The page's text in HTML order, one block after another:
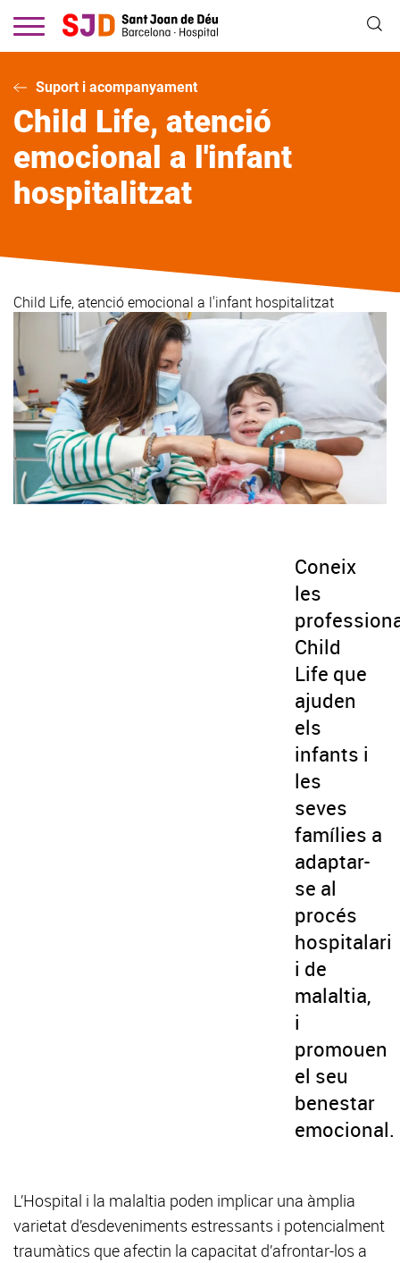
contingut
Suport i acompanyament
Child Life, atenció
emocional a l'infant
hospitalitzat
Child Life, atenció emocional a l'infant hospitalitzat
Coneix
les
Child
Life que
ajuden
els
infants i
les
seves
famílies a
adaptar-
se al
procés
hospitalari
i de
malaltia,
i
promouen
el seu
benestar
emocional.
L’Hospital i la malaltia poden implicar una àmplia
varietat d’esdeveniments estressants i potencialment
traumàtics que afectin la capacitat d’afrontar-los a